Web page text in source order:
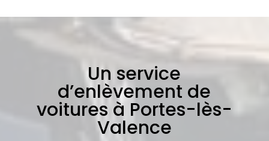
Un service
d’enlèvement de
voitures à Portes-lès-
Valence